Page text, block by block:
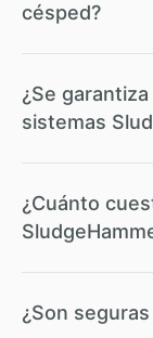
césped?
¿Se
sistemas
¿Cuánto
¿Son